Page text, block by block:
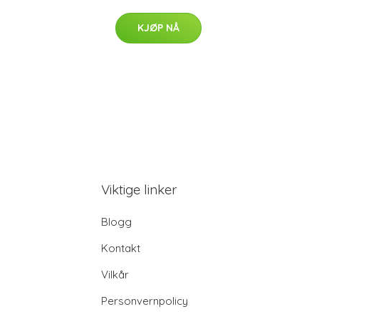
KJØP NÅ
Viktige linker
Blogg
Kontakt
Vilkår
Personvernpolicy